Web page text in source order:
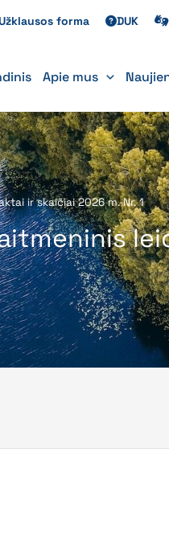
forma DUK
Apie mus
ir skaičiai 2026 m. Nr. 1